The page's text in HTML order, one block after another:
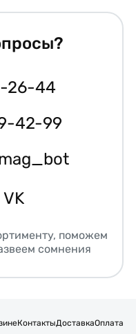
26-44
42-99
поможем
сомнения
КонтактыДоставкаОплата